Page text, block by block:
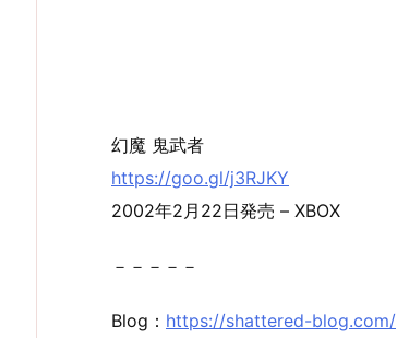
幻魔 鬼武者
https://goo.gl/j3RJKY
2002年2月22日発売 – XBOX
－－－－－
Blog： https://shattered-blog.com/